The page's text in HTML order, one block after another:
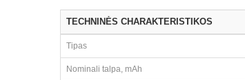
TECHNINĖS CHARAKTERISTIKOS
Tipas
Nominali talpa, mAh